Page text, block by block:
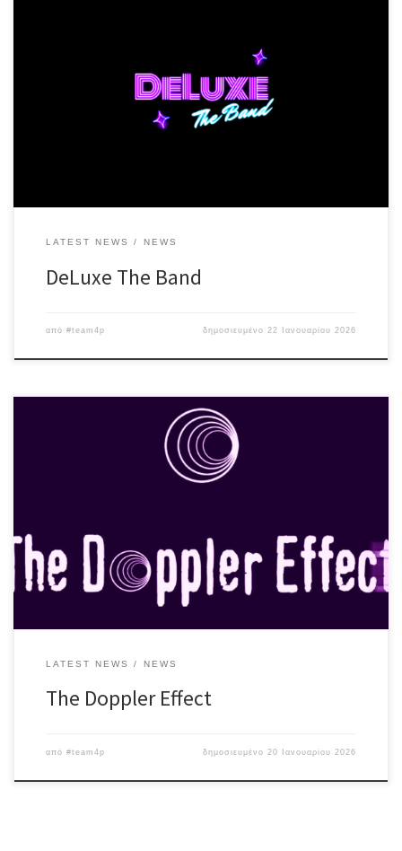
Tην Κυριακή 22 Φεβρουαρίου υποδεχόμαστε τους DeLuxe σε ένα
full band live που φέρνει την αποκριάτικη διάθεση στη σκηνή και
μετατρέπει τη βραδιά σε ένα αυθεντικό live party με pop, RnB,
latin και dance ρυθμούς! Οι DeLuxe αναμειγνύουν με μοναδικό
τρόπο αγαπημένες ελληνικές και ξένες επιτυχίες από τα ’60s έως
LATEST NEWS NEWS
DeLuxe The Band
από #team4p δημοσιευμένο22 Ιανουαρίου 2026
Long-term “σχέση” με την Αθηναϊκή σκηνή από το μακρινό 2012(!)
τους και την διάδραση με το κοινό! Παρουσιάζουν δυνατές &
ενδιαφέρουσες διασκευές από όλο το φάσμα του […]
LATEST NEWS NEWS
The Doppler Effect
από #team4p δημοσιευμένο 20 Ιανουαρίου 2026